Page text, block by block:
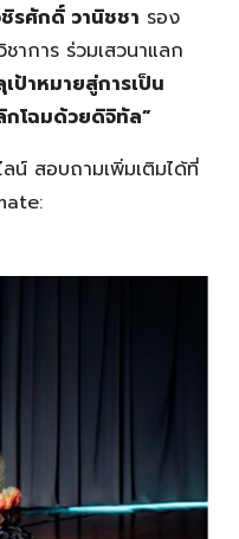
รศักดิ์ วานิชชา รอง
าการ ร่วมเสวนาแลก
ป้าหมายสู่การเป็น
โฉมด้วยดิจิทัล”
ลน์ สอบถามเพิ่มเติมได้ที่